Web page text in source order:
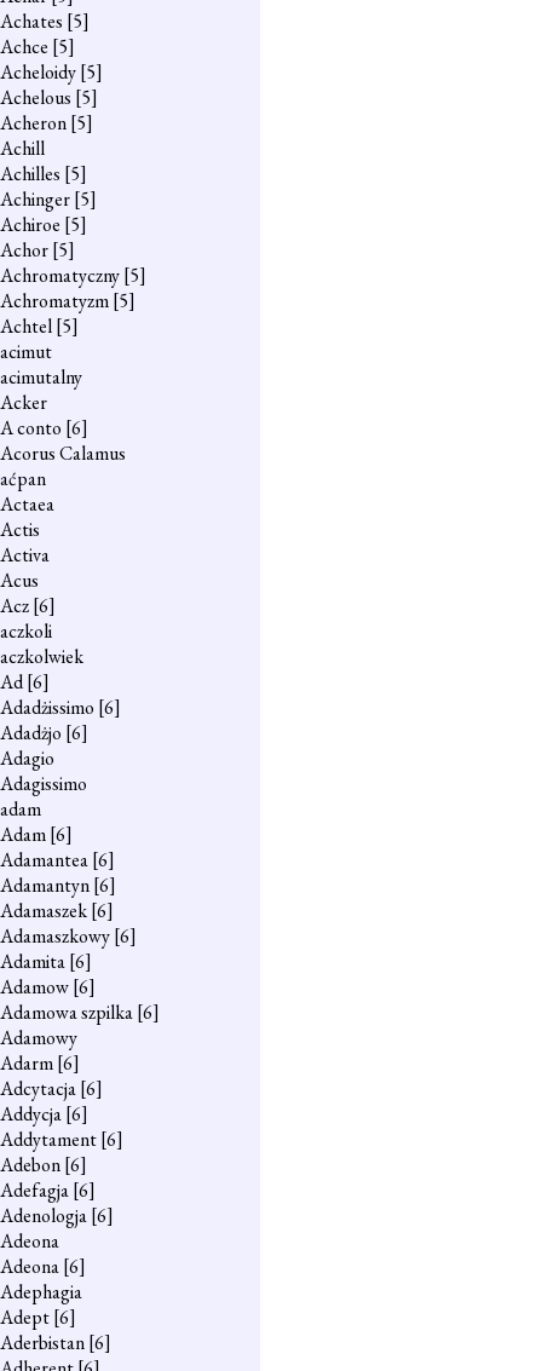
Achates [5]
Achce [5]
Acheloidy[5]
Achelous [5]
Acheron[5]
Achill
Achilles [5]
Achinger[5]
Achiroe [5]
Achor[5]
Achromatyczny[5]
Achromatyzm[5]
Achtel[5]
acimut
acimutalny
Acker
A conto [6]
Acorus Calamus
aćpan
Actaea
Actis
Activa
Acus
Acz[6]
aczkoli
aczkolwiek
Ad[6]
Adadżissimo [6]
Adadżjo [6]
Adagio
Adagissimo
adam
Adam[6]
Adamantea[6]
Adamantyn[6]
Adamaszek[6]
Adamaszkowy[6]
Adamita[6]
Adamow[6]
Adamowa szpilka[6]
Adamowy
Adarm[6]
Adcytacja[6]
Addycja[6]
Addytament[6]
Adebon[6]
Adefagja[6]
Adenologja[6]
Adeona
Adeona[6]
Adephagia
Adept[6]
Aderbistan[6]